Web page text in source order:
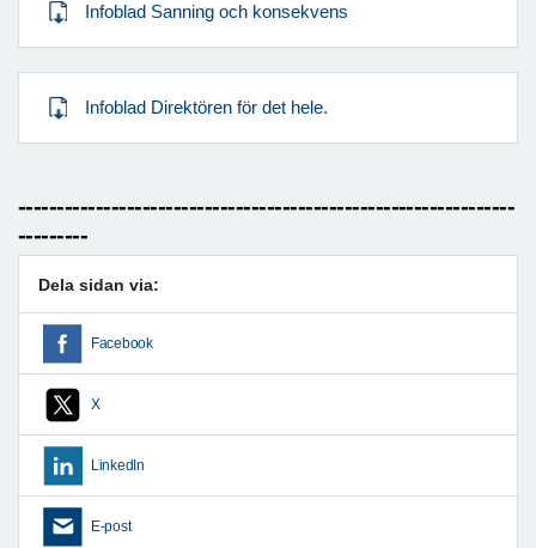
Infoblad Sanning och konsekvens
Infoblad Direktören för det hele.
----------------------------------------------------------------
---------
Dela sidan via:
Facebook
X
LinkedIn
E-post